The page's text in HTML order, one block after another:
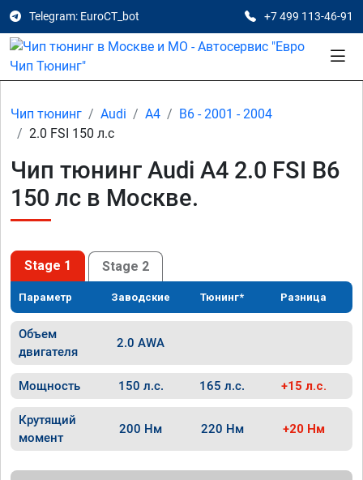
Telegram: EuroCT_bot +7 499 113-46-91
Чип тюнинг Audi A4
B6 - 2001 - 2004
2.0 FSI 150 л.с
Чип тюнинг Audi A4 2.0 FSI B6
150 лс в Москве.
Stage 1 Stage 2
Параметр Заводские Тюнинг* Разница
Объем
двигателя
2.0 AWA
Мощность 150 л.с. 165 л.с. +15 л.с.
Крутящий
момент
200 Нм 220 Нм +20 Нм